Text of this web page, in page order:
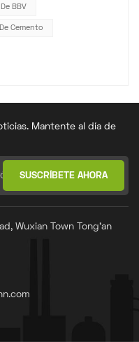
BBV
Cemento
Mantente al día de
Wuxian Town Tong'an